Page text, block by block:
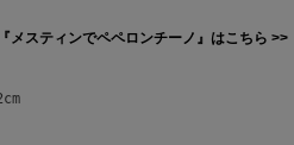
メスティンでペペロンチーノ』はこちら >>